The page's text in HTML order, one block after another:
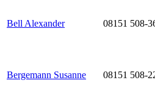
Bell Alexander 08151 508-
Bergemann Susanne 08151 508-